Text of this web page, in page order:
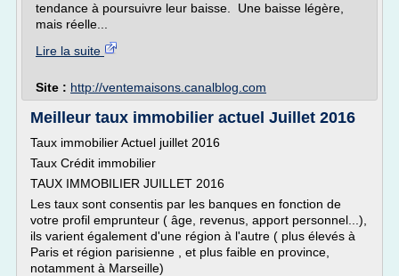
tendance à poursuivre leur baisse. Une baisse légère,
mais réelle...
Lire la suite
Site : http://ventemaisons.canalblog.com
Meilleur taux immobilier actuel Juillet 2016
Taux immobilier Actuel juillet 2016
Taux Crédit immobilier
TAUX IMMOBILIER JUILLET 2016
Les taux sont consentis par les banques en fonction de
votre profil emprunteur ( âge, revenus, apport personnel...),
ils varient également d'une région à l'autre ( plus élevés à
Paris et région parisienne , et plus faible en province,
notamment à Marseille)